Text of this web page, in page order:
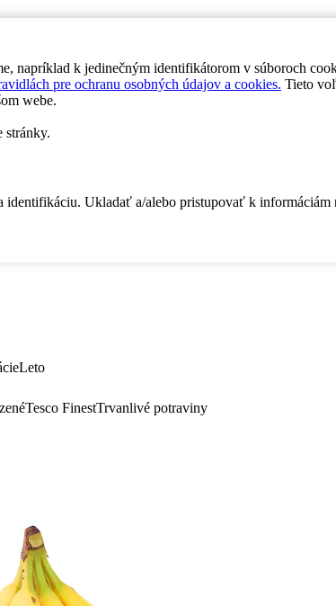
napríklad k jedinečným identifikátorom v súboroch
pre ochranu osobných údajov a cookies. Tieto
webe.
stránky.
Ukladať a/alebo pristupovať k informáciám
Leto
Tesco FinestTrvanlivé potraviny